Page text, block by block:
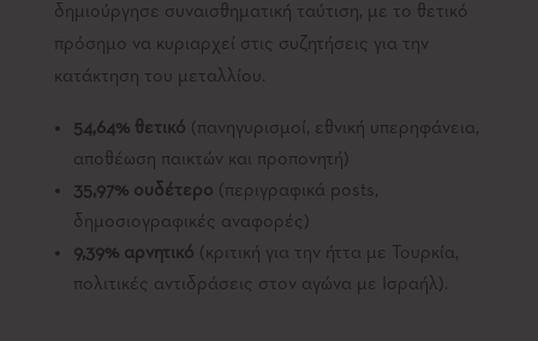
δημιούργησε συναισθηματική ταύτιση, με το θετικό
πρόσημο να κυριαρχεί στις συζητήσεις για την
κατάκτηση του μεταλλίου.
54,64% θετικό (πανηγυρισμοί, εθνική υπερηφάνεια,
αποθέωση παικτών και προπονητή)
35,97% ουδέτερο (περιγραφικά posts,
δημοσιογραφικές αναφορές)
9,39% αρνητικό (κριτική για την ήττα με Τουρκία,
πολιτικές αντιδράσεις στον αγώνα με Ισραήλ).